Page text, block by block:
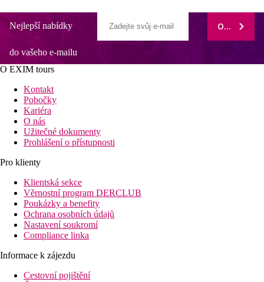
Nejlepší nabídky
do vašeho e-mailu
ODEBÍRAT
O EXIM tours
Kontakt
Pobočky
Kariéra
O nás
Užitečné dokumenty
Prohlášení o přístupnosti
Pro klienty
Klientská sekce
Věrnostní program DERCLUB
Poukázky a benefity
Ochrana osobních údajů
Nastavení soukromí
Compliance linka
Informace k zájezdu
Cestovní pojištění